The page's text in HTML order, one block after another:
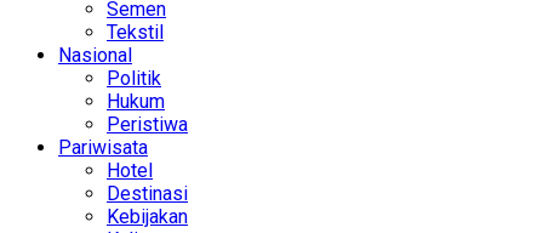
Semen
Tekstil
Nasional
Politik
Hukum
Peristiwa
Pariwisata
Hotel
Destinasi
Kebijakan